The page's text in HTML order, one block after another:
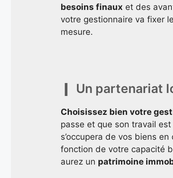
besoins finaux et des
votre gestionnaire va fixer
mesure.
Un partenariat
Choisissez bien votre
passe et que son travail
s’occupera de vos biens
fonction de votre capacité
aurez un patrimoine